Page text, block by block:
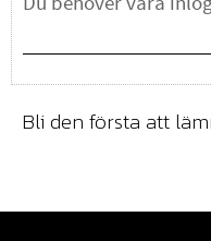
Bli den första att